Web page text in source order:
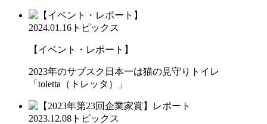
2024.01.16 トピックス
【イベント・レポート】
2023年のサブスク日本一は猫の見守りトイレ
「toletta（トレッタ）」
2023.12.08 トピックス